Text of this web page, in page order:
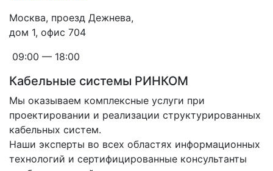
Москва, проезд Дежнева,
дом 1, офис 704
09:00 — 18:00
Кабельные системы РИНКОМ
Мы оказываем комплексные услуги при
проектировании и реализации структурированных
кабельных систем.
Наши эксперты во всех областях информационных
технологий и сертифицированные консультанты